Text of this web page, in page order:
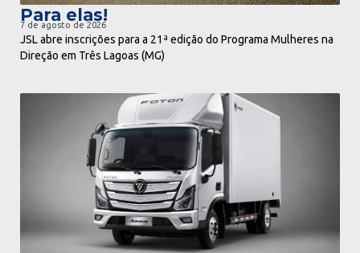
Para elas!
7 de agosto de 2026
JSL abre inscrições para a 21ª edição do Programa Mulheres na
Direção em Três Lagoas (MG)
ir para notícia